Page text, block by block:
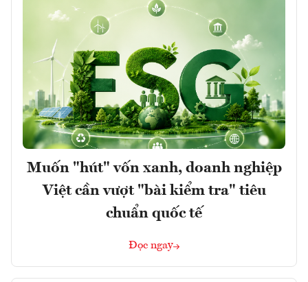
Muốn "hút" vốn xanh, doanh nghiệp
Việt cần vượt "bài kiểm tra" tiêu
chuẩn quốc tế
Đọc ngay